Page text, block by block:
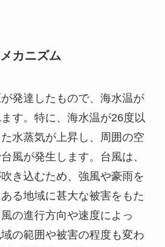
カニズム
発達したもので、海水温が
す。特に、海水温が26度以
水蒸気が上昇し、周囲の空
風が発生します。台風は、
き込むため、強風や豪雨を
る地域に甚大な被害をもた
の進行方向や速度によっ
の範囲や被害の程度も変わ